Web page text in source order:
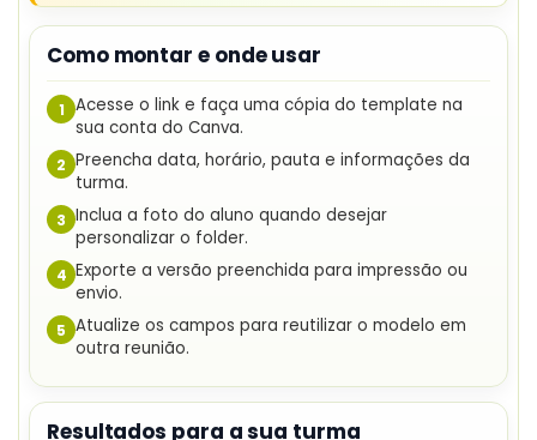
Como montar e onde usar
1 Acesse o link e faça uma cópia do template na
sua conta do Canva.
2 Preencha data, horário, pauta e informações da
turma.
3 Inclua a foto do aluno quando desejar
personalizar o folder.
4 Exporte a versão preenchida para impressão ou
envio.
5 Atualize os campos para reutilizar o modelo em
outra reunião.
Resultados para a sua turma